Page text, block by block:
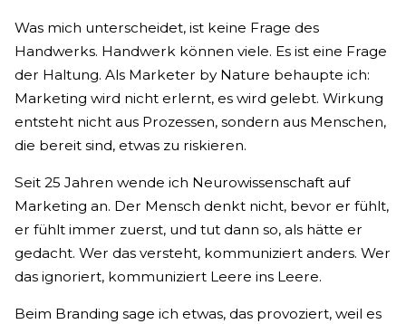
Was mich unterscheidet, ist keine Frage des
Handwerks. Handwerk können viele. Es ist eine Frage
der Haltung. Als Marketer by Nature behaupte ich:
Marketing wird nicht erlernt, es wird gelebt. Wirkung
entsteht nicht aus Prozessen, sondern aus Menschen,
die bereit sind, etwas zu riskieren.
Seit 25 Jahren wende ich Neurowissenschaft auf
Marketing an. Der Mensch denkt nicht, bevor er fühlt,
er fühlt immer zuerst, und tut dann so, als hätte er
gedacht. Wer das versteht, kommuniziert anders. Wer
das ignoriert, kommuniziert Leere ins Leere.
Beim Branding sage ich etwas, das provoziert, weil es